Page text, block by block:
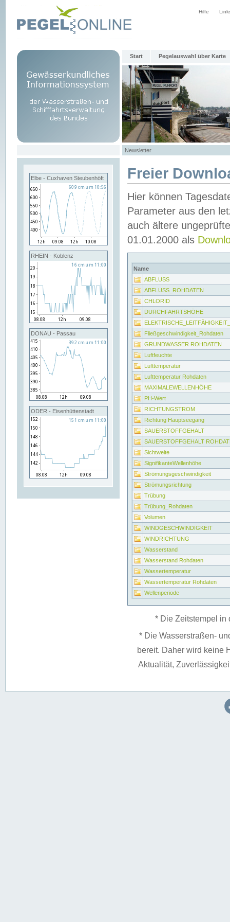
Hilfe
Start Pegelauswahl über Karte
Newsletter
Elbe - Cuxhaven Steubenhöft
RHEIN - Koblenz
DONAU - Passau
ODER - Eisenhüttenstadt
Freier
Hier können
Parameter aus den
auch ältere
01.01.2000 als
Name
ABFLUSS
ABFLUSS_ROHDATEN
CHLORID
DURCHFAHRTSHÖHE
Fließgeschwindigkeit_Rohdaten
GRUNDWASSER ROHDATEN
Luftfeuchte
Lufttemperatur
Lufttemperatur Rohdaten
MAXIMALEWELLENHÖHE
PH-Wert
RICHTUNGSTROM
Richtung Hauptseegang
SAUERSTOFFGEHALT
SAUERSTOFFGEHALT
Sichtweite
SignifikanteWellenhöhe
Strömungsgeschwindigkeit
Strömungsrichtung
Trübung
Trübung_Rohdaten
Volumen
WINDGESCHWINDIGKEIT
WINDRICHTUNG
Wasserstand
Wasserstand Rohdaten
Wassertemperatur
Wassertemperatur Rohdaten
Wellenperiode
* Die Zeitstempel in
* Die Wasserstraßen-
bereit. Daher wird keine
Aktualität,